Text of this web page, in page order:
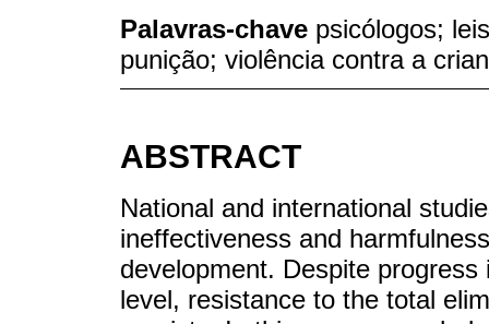
Palavras-chave psicólogos;
punição; violência contra a
ABSTRACT
National and international
ineffectiveness and
development. Despite
level, resistance to the total